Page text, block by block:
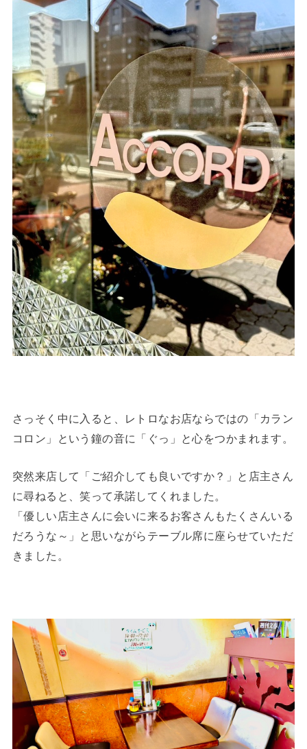
さっそく中に入ると、レトロなお店ならではの「カラン
コロン」という鐘の音に「ぐっ」と心をつかまれます。
突然来店して「ご紹介しても良いですか？」と店主さん
に尋ねると、笑って承諾してくれました。
「優しい店主さんに会いに来るお客さんもたくさんいる
だろうな～」と思いながらテーブル席に座らせていただ
きました。